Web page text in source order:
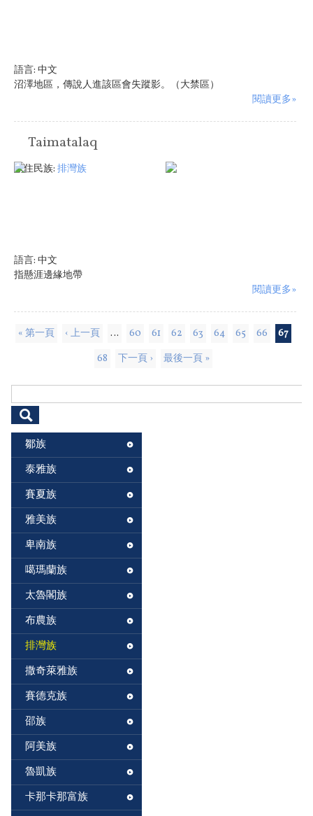
語言: 中文
沼澤地區，傳說人進該區會失蹤影。（大禁區）
閱讀更多»
Taimatalaq
原住民族: 排灣族
語言: 中文
指懸涯邊緣地帶
閱讀更多»
頁面
« 第一頁 ‹ 上一頁 … 60 61 62 63 64 65 66
67
68
下一頁 › 最後一頁 »
搜尋表單
鄒族
泰雅族
賽夏族
雅美族
卑南族
噶瑪蘭族
太魯閣族
布農族
排灣族
撒奇萊雅族
賽德克族
邵族
阿美族
魯凱族
卡那卡那富族